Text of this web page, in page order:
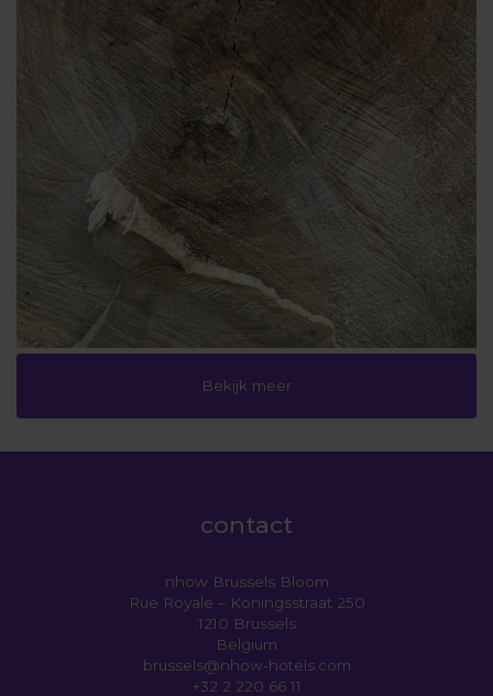
Bekijk meer
contact
nhow Brussels Bloom
Rue Royale – Koningsstraat 250
1210 Brussels
Belgium
brussels@nhow-hotels.com
+32 2 220 66 11